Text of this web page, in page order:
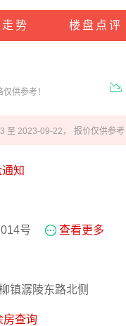
势 楼盘点评
仅供参考！
至 2023-09-22， 报价仅供参考
知
号 查看更多
镇潺陵东路北侧
房查询